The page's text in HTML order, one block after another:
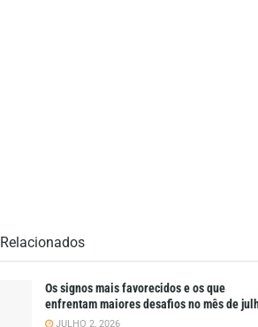
Os signos mais favorecidos e os que
enfrentam maiores desafios no mês de
JULHO 2, 2026